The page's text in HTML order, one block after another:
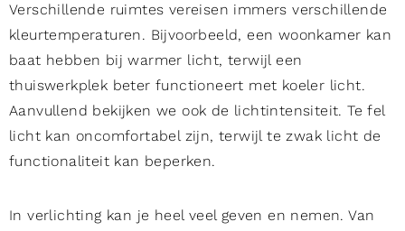
Verschillende ruimtes vereisen immers verschillende
kleurtemperaturen. Bijvoorbeeld, een woonkamer kan
baat hebben bij warmer licht, terwijl een
thuiswerkplek beter functioneert met koeler licht.
Aanvullend bekijken we ook de lichtintensiteit. Te fel
licht kan oncomfortabel zijn, terwijl te zwak licht de
functionaliteit kan beperken.
In verlichting kan je heel veel geven en nemen. Van